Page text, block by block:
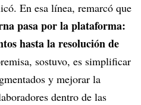
En esa línea, remarcó que
pasa por la plataforma:
hasta la resolución de
sostuvo, es simplificar
y mejorar la
dentro de las